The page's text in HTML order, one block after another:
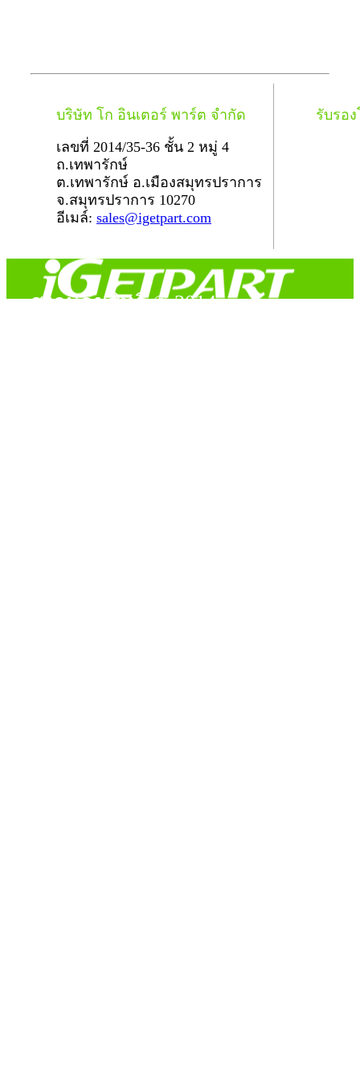
บริษัท โก อินเตอร์ พาร์ต จำกัด
เลขที่ 2014/35-36 ชั้น 2 หมู่ 4
ถ.เทพารักษ์
ต.เทพารักษ์ อ.เมืองสมุทรปราการ
จ.สมุทรปราการ 10270
อีเมล์: sales@igetpart.com
รับรอ
สงวนลิขสิทธิ์ © 2014